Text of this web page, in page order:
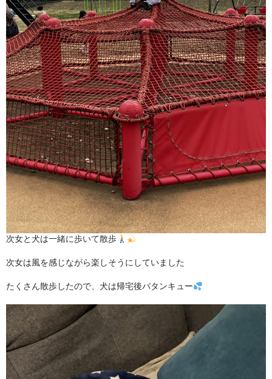
次女と犬は一緒に歩いて散歩
次女は風を感じながら楽しそうにしていました
たくさん散歩したので、犬は帰宅後バタンキュー